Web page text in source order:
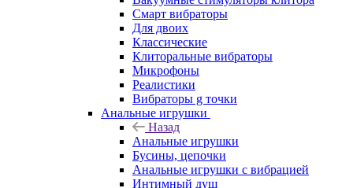
Смарт вибраторы
Для двоих
Классические
Клиторальные вибраторы
Микрофоны
Реалистики
Вибраторы g точки
Анальные игрушки
Назад
Анальные игрушки
Бусины, цепочки
Анальные игрушки с вибрацией
Интимный душ